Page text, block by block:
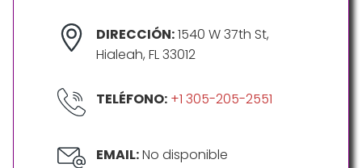
DIRECCIÓN:1540 W 37th St,
Hialeah, FL 33012
TELÉFONO: +1 305-205-2551
EMAIL:No disponible